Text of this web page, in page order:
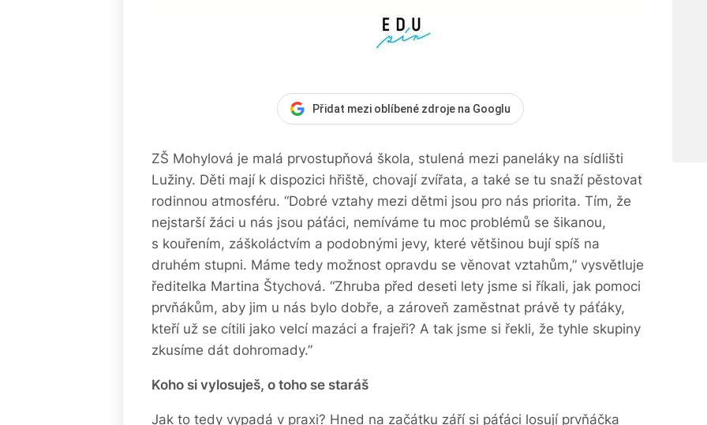
Přidat mezi oblíbené zdroje na Googlu
ZŠ Mohylová je malá prvostupňová škola, stulená mezi paneláky na sídlišti
Lužiny. Děti mají k dispozici hřiště, chovají zvířata, a také se tu snaží pěstovat
rodinnou atmosféru. “Dobré vztahy mezi dětmi jsou pro nás priorita. Tím, že
nejstarší žáci u nás jsou páťáci, nemíváme tu moc problémů se šikanou,
s kouřením, záškoláctvím a podobnými jevy, které většinou bují spíš na
druhém stupni. Máme tedy možnost opravdu se věnovat vztahům,” vysvětluje
ředitelka Martina Štychová. “Zhruba před deseti lety jsme si říkali, jak pomoci
prvňákům, aby jim u nás bylo dobře, a zároveň zaměstnat právě ty páťáky,
kteří už se cítili jako velcí mazáci a frajeři? A tak jsme si řekli, že tyhle skupiny
zkusíme dát dohromady.”
Koho si vylosuješ, o toho se staráš
Jak to tedy vypadá v praxi? Hned na začátku září si páťáci losují prvňáčka